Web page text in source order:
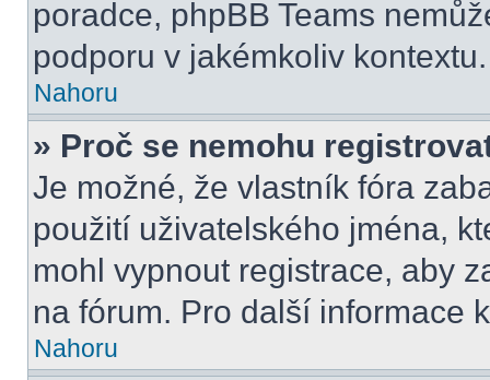
poradce, phpBB Teams
podporu v jakémkoliv kontextu.
Nahoru
» Proč se nemohu
Je možné, že vlastník fóra
použití uživatelského jména,
mohl vypnout registrace, aby
na fórum. Pro další informace
Nahoru